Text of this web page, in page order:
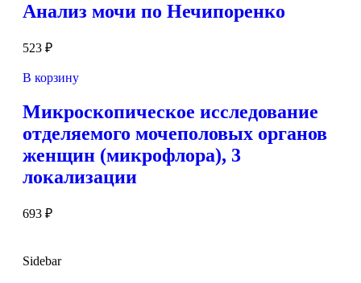
Анализ мочи по Нечипоренко
523 ₽
В корзину
Микроскопическое исследование
отделяемого мочеполовых органов
женщин (микрофлора), 3
локализации
693 ₽
Sidebar